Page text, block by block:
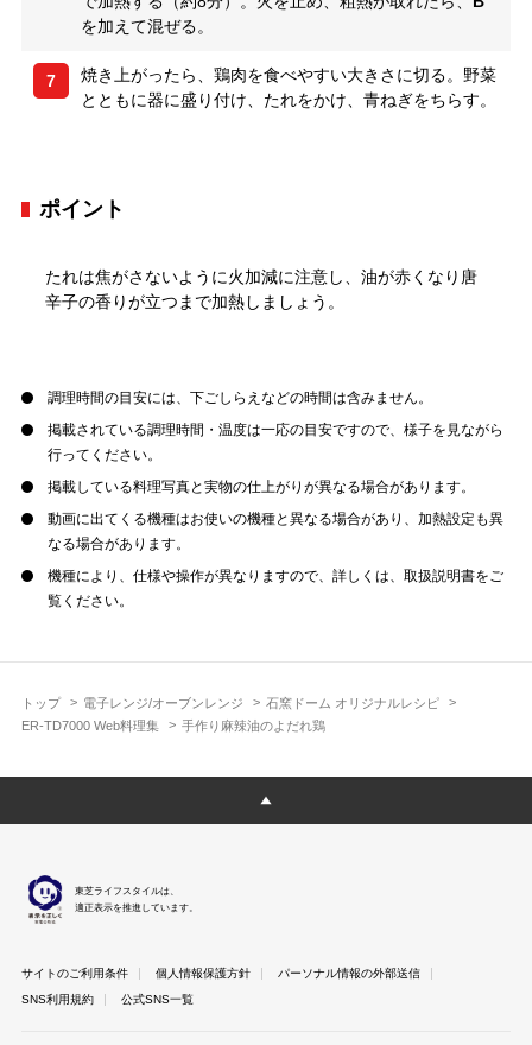
トップ 電子レンジ/オーブンレンジ
石窯ドーム オリジナルレシピ
ER-TD7000 Web料理集
手作り麻辣油のよだれ鶏
を加えて混ぜる。
7
焼き上がったら、鶏肉を食べやすい大きさに切る。野菜
とともに器に盛り付け、たれをかけ、青ねぎをちらす。
ポイント
たれは焦がさないように火加減に注意し、油が赤くなり唐
辛子の香りが立つまで加熱しましょう。
調理時間の目安には、下ごしらえなどの時間は含みません。
掲載されている調理時間・温度は一応の目安ですので、様子を見ながら
行ってください。
掲載している料理写真と実物の仕上がりが異なる場合があります。
動画に出てくる機種はお使いの機種と異なる場合があり、加熱設定も異
なる場合があります。
機種により、仕様や操作が異なりますので、詳しくは、取扱説明書をご
覧ください。
東芝ライフスタイルは、
適正表示を推進しています。
サイトのご利用条件 個人情報保護方針
パーソナル情報の外部送信
SNS利用規約
公式SNS一覧